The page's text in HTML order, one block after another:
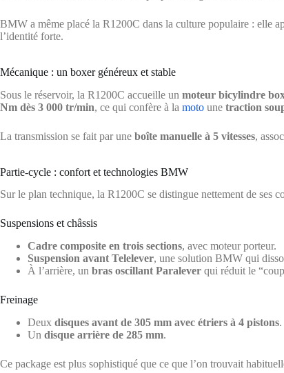
BMW a même placé la R1200C dans la culture populaire : elle
l’identité forte.
Mécanique : un boxer généreux et stable
Sous le réservoir, la R1200C accueille un moteur bicylindre
Nm dès 3 000 tr/min, ce qui confère à la moto une traction
La transmission se fait par une boîte manuelle à 5 vitesses,
Partie-cycle : confort et technologies BMW
Sur le plan technique, la R1200C se distingue nettement de ses
Suspensions et châssis
Cadre composite en trois sections, avec moteur porteur.
Suspension avant Telelever, une solution BMW qui
À l’arrière, un bras oscillant Paralever qui réduit le
Freinage
Deux disques avant de 305 mm avec étriers à 4 pistons.
Un disque arrière de 285 mm.
Ce package est plus sophistiqué que ce que l’on trouvait